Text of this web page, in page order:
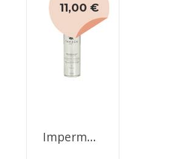
Imperméabilisant
11,00 €